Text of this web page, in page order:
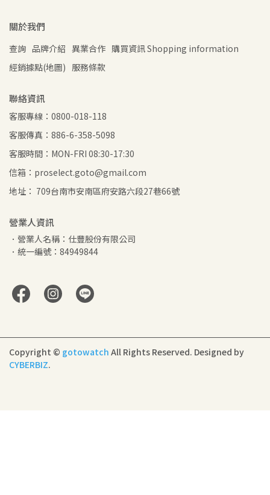
關於我們
查詢 品牌介紹 異業合作 購買資訊 Shopping information
經銷據點(地圖) 服務條款
聯絡資訊
客服專線：0800-018-118
客服傳真：886-6-358-5098
客服時間：MON-FRI 08:30-17:30
信箱：proselect.goto@gmail.com
地址： 709台南市安南區府安路六段27巷66號
營業人資訊
．營業人名稱：仕豐股份有限公司
．統一編號：84949844
Copyright © gotowatch All Rights Reserved. Designed by
CYBERBIZ.